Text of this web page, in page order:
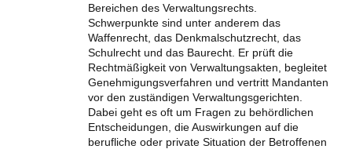
Bereichen des Verwaltungsrechts.
Schwerpunkte sind unter anderem das
Waffenrecht, das Denkmalschutzrecht, das
Schulrecht und das Baurecht. Er prüft die
Rechtmäßigkeit von Verwaltungsakten, begleitet
Genehmigungsverfahren und vertritt Mandanten
vor den zuständigen Verwaltungsgerichten.
Dabei geht es oft um Fragen zu behördlichen
Entscheidungen, die Auswirkungen auf die
berufliche oder private Situation der Betroffenen